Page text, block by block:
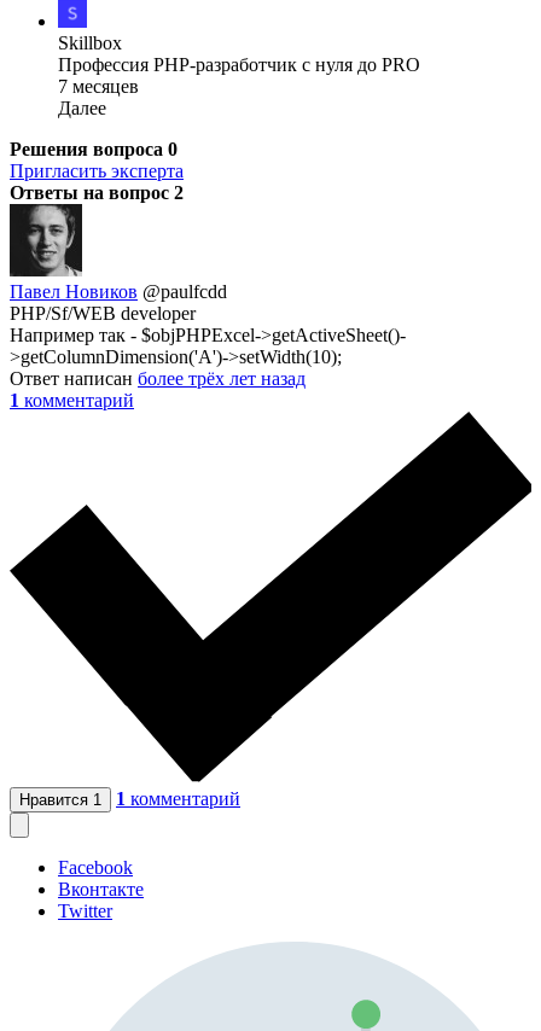
Skillbox
Профессия PHP-разработчик с нуля до PRO
7 месяцев
Далее
Решения вопроса 0
Пригласить эксперта
Ответы на вопрос 2
Павел Новиков @paulfcdd
PHP/Sf/WEB developer
Например так - $objPHPExcel->getActiveSheet()-
>getColumnDimension('A')->setWidth(10);
Ответ написан более трёх лет назад
1 комментарий
Нравится 1 1 комментарий
Facebook
Вконтакте
Twitter